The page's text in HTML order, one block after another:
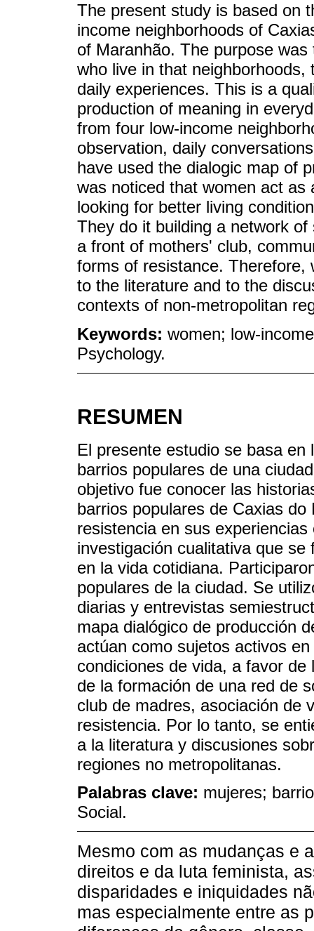
The present study is based on
income neighborhoods of
of Maranhão. The purpose
who live in that
daily experiences. This is a
production of meaning in
from four low-income
observation, daily
have used the dialogic map of
was noticed that women act as
looking for better living
They do it building a network
a front of mothers' club,
forms of resistance. Therefore,
to the literature and to the
contexts of non-metropolitan
Keywords: women; low-
Psychology.
RESUMEN
El presente estudio se basa
barrios populares de una
objetivo fue conocer las
barrios populares de Caxias
resistencia en sus
investigación cualitativa que
en la vida cotidiana.
populares de la ciudad. Se
diarias y entrevistas
mapa dialógico de producción
actúan como sujetos activos
condiciones de vida, a favor
de la formación de una red de
club de madres, asociación de
resistencia. Por lo tanto, se
a la literatura y discusiones
regiones no metropolitanas.
Palabras clave: mujeres;
Social.
Mesmo com as mudanças e
direitos e da luta feminista,
disparidades e iniquidades
mas especialmente entre as